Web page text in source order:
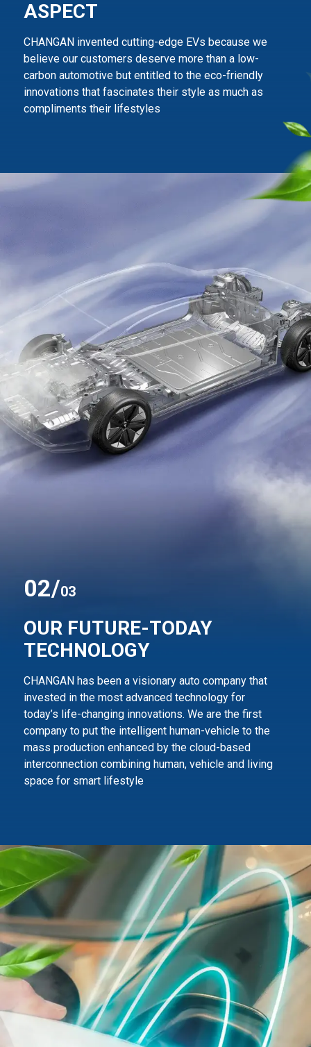
ASPECT
CHANGAN invented cutting-edge EVs because we
believe our customers deserve more than a low-
carbon automotive but entitled to the eco-friendly
innovations that fascinates their style as much as
compliments their lifestyles
02/03
OUR FUTURE-TODAY
TECHNOLOGY
CHANGAN has been a visionary auto company that
invested in the most advanced technology for
today’s life-changing innovations. We are the first
company to put the intelligent human-vehicle to the
mass production enhanced by the cloud-based
interconnection combining human, vehicle and living
space for smart lifestyle